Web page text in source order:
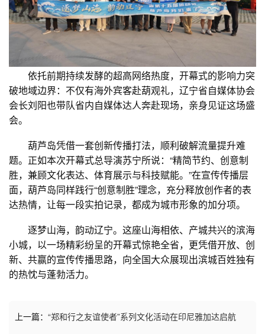
依托前期持续发酵的超高网络热度，开幕式的影响力突
破地域边界：不仅有海外宾客赴葫观礼，辽宁省自媒体协会
会长刘阳也带队省内自媒体达人奔赴现场，亲身见证这场盛
会。
葫芦岛凭借一套创新传播打法，顺利破解流量提升难
题。正如本次开幕式总导演苏宁所说：“精简节约、创意制
胜，兼顾文化表达、体育展示与科技赋能。”在宣传传播层
面，葫芦岛同样践行“创意制胜”理念，充分释放创作者的表
达热情，让每一段实拍记录，都成为城市形象的加分项。
逐梦山海，韵动辽宁。这座山海相依、产城共兴的滨海
小城，以一场精彩纷呈的开幕式惊艳全省，更凭借开放、创
新、共赢的宣传传播思路，向全国大众展现出滨城百姓独有
的热忱与蓬勃活力。
上一篇： “郑和行之友谊使者”系列文化活动在印尼雅加达启航